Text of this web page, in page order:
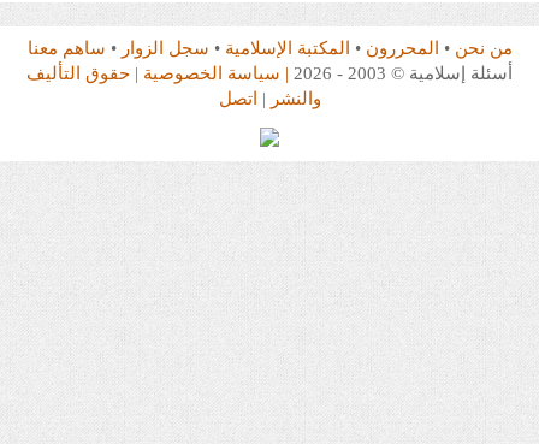
من نحن • المحررون • المكتبة الإسلامية • سجل الزوار • ساهم معنا
أسئلة إسلامية © 2003 - 2026
| سياسة الخصوصية | حقوق التأليف
والنشر | اتصل